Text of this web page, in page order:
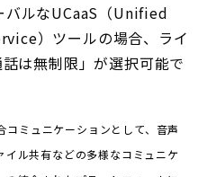
ルなUCaaS（Unified
）ツールの場合、ライ
は無制限」が選択可能で
ミュニケーションとして、音声
ル共有などの多様なコミュニケ